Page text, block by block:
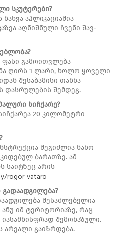
სკუტერები?
აპლიკაციაშია
აღნიშნული ჩვენი შავ-
გამოითვლება
ღირს 1 ლარი, ხოლო ყოველი
შესაბამისი თანხა
დასრულების შემდეგ.
სიჩქარე?
20 კილომეტრი
შეგიძლია ნახო
ბარათზე. ამ
საიტზეც არის
rogor-vataro
შესაძლებელია
იმ ტერიტორიაზე, რაც
იასამნისფრად შემოხაზული.
არეალი გაიზრდება.